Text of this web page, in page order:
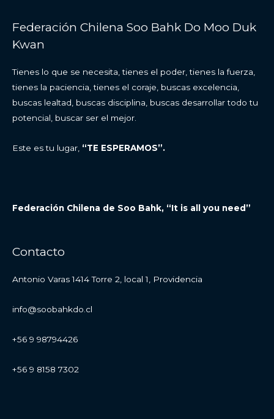
Federación Chilena Soo Bahk Do Moo Duk
Kwan
Tienes lo que se necesita, tienes el poder, tienes la fuerza,
tienes la paciencia, tienes el coraje, buscas excelencia,
buscas lealtad, buscas disciplina, buscas desarrollar todo tu
potencial, buscar ser el mejor.
Este es tu lugar, “TE ESPERAMOS”.
Federación Chilena de Soo Bahk, “It is all you need”
Contacto
Antonio Varas 1414 Torre 2, local 1, Providencia
info@soobahkdo.cl
+56 9 98794426
+56 9 8158 7302